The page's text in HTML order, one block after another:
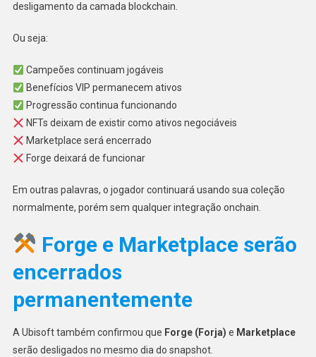
desligamento da camada blockchain.
Ou seja:
Campeões continuam jogáveis
Benefícios VIP permanecem ativos
Progressão continua funcionando
NFTs deixam de existir como ativos negociáveis
Marketplace será encerrado
Forge deixará de funcionar
Em outras palavras, o jogador continuará usando sua coleção
normalmente, porém sem qualquer integração onchain.
Forge e Marketplace serão
encerrados
permanentemente
A Ubisoft também confirmou que Forge (Forja) e Marketplace
serão desligados no mesmo dia do snapshot.